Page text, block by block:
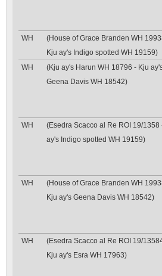
WH
(House of Grace Branden WH
Kju ay's Indigo spotted WH 19159)
WH
(Kju ay's Harun WH 18796 - Kju
Geena Davis WH 18542)
WH
(Esedra Scacco al Re ROI 19/1358
ay's Indigo spotted WH 19159)
WH
(House of Grace Branden WH
Kju ay's Geena Davis WH 18542)
WH
(Esedra Scacco al Re ROI 19/
Kju ay's Esra WH 17963)